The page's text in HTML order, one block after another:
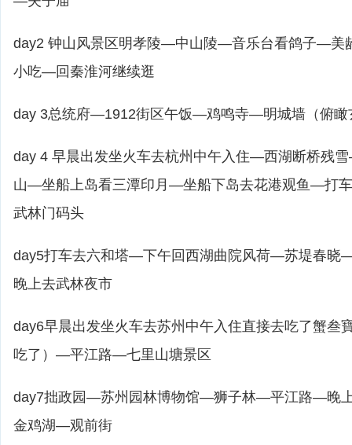
day2 钟山风景区明孝陵—中山陵—音乐台看鸽子—
小吃—回秦淮河继续逛
day 3总统府—1912街区午饭—鸡鸣寺—明城墙（俯
day 4 早晨出发坐火车去杭州中午入住—西湖断桥残
山—坐船上岛看三潭印月—坐船下岛去花港观鱼—打
武林门码头
day5打车去六和塔—下午回西湖曲院风荷—苏堤春
晚上去武林夜市
day6早晨出发坐火车去苏州中午入住直接去吃了蟹叁
吃了）—平江路—七里山塘景区
day7拙政园—苏州园林博物馆—狮子林—平江路—晚
金鸡湖—观前街